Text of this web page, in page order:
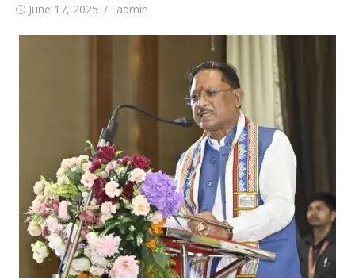
Posted
June 17, 2025 Author
admin